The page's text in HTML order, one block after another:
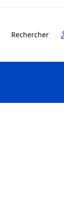
Rechercher